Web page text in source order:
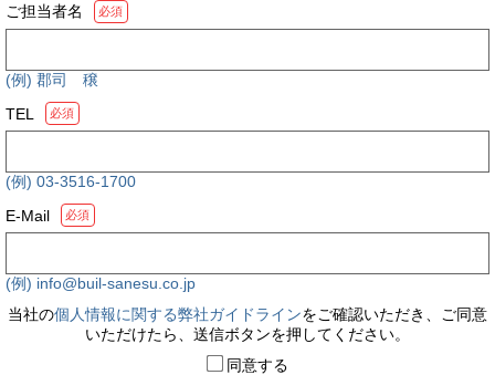
ご担当者名
必須
(例) 郡司 穣
TEL
必須
(例) 03-3516-1700
E-Mail
必須
(例) info@buil-sanesu.co.jp
当社の個人情報に関する弊社ガイドラインをご確認いただき、ご同意
いただけたら、送信ボタンを押してください。
同意する